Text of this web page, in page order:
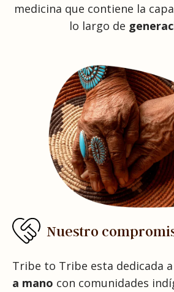
medicina que contiene la
lo largo de
Nuestro
Tribe to Tribe esta dedicada
a mano con comunidades